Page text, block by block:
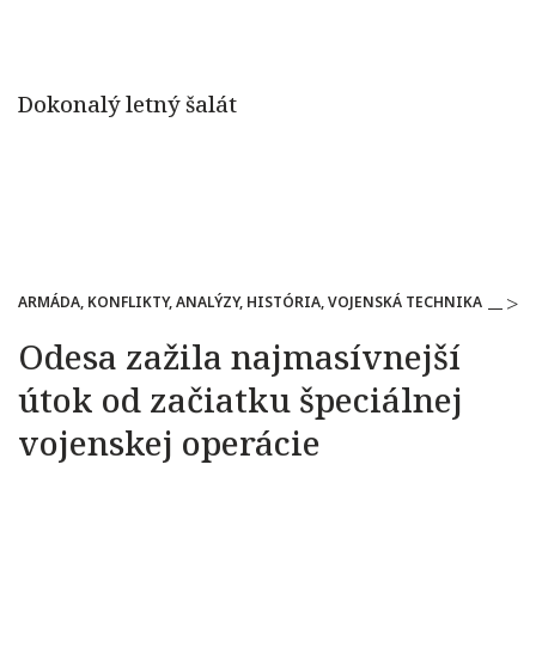
ARMÁDA, KONFLIKTY, ANALÝZY, HISTÓRIA, VOJENSKÁ TECHNIKA